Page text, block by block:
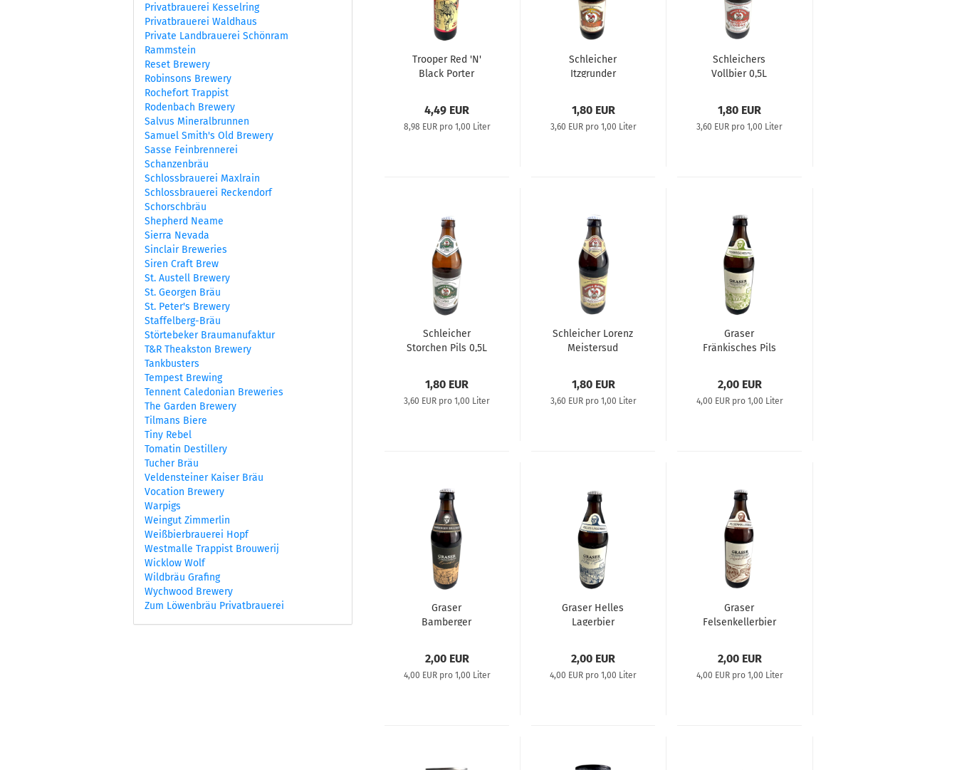
Trooper Red 'N'
Black Porter
4,49 EUR
8,98 EUR pro 1,00 Liter
Schleicher
Itzgrunder
1,80 EUR
3,60 EUR pro 1,00 Liter
Schleichers
Vollbier 0,5L
1,80 EUR
3,60 EUR pro 1,00 Liter
Schleicher
Storchen Pils 0,5L
1,80 EUR
3,60 EUR pro 1,00 Liter
Schleicher Lorenz
Meistersud
1,80 EUR
3,60 EUR pro 1,00 Liter
Graser
Fränkisches Pils
2,00 EUR
4,00 EUR pro 1,00 Liter
Graser
Bamberger
2,00 EUR
4,00 EUR pro 1,00 Liter
Graser Helles
Lagerbier
2,00 EUR
4,00 EUR pro 1,00 Liter
Graser
Felsenkellerbier
2,00 EUR
4,00 EUR pro 1,00 Liter
Privatbrauerei Kesselring
Privatbrauerei Waldhaus
Private Landbrauerei Schönram
Rammstein
Reset Brewery
Robinsons Brewery
Rochefort Trappist
Rodenbach Brewery
Salvus Mineralbrunnen
Samuel Smith's Old Brewery
Sasse Feinbrennerei
Schanzenbräu
Schlossbrauerei Maxlrain
Schlossbrauerei Reckendorf
Schorschbräu
Shepherd Neame
Sierra Nevada
Sinclair Breweries
Siren Craft Brew
St. Austell Brewery
St. Georgen Bräu
St. Peter's Brewery
Staffelberg-Bräu
Störtebeker Braumanufaktur
T&R Theakston Brewery
Tankbusters
Tempest Brewing
Tennent Caledonian Breweries
The Garden Brewery
Tilmans Biere
Tiny Rebel
Tomatin Destillery
Tucher Bräu
Veldensteiner Kaiser Bräu
Vocation Brewery
Warpigs
Weingut Zimmerlin
Weißbierbrauerei Hopf
Westmalle Trappist Brouwerij
Wicklow Wolf
Wildbräu Grafing
Wychwood Brewery
Zum Löwenbräu Privatbrauerei